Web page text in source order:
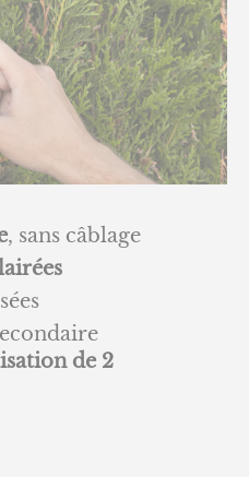
, sans câblage
de 2